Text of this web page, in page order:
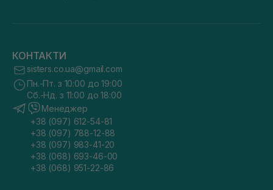
КОНТАКТИ
sisters.co.ua@gmail.com
Пн.-Пт. з 10:00 до 19:00
Сб.-Нд. з 11:00 до 18:00
Менеджер
+38 (097) 612-54-81
+38 (097) 788-12-88
+38 (097) 983-41-20
+38 (068) 693-46-00
+38 (068) 951-22-86